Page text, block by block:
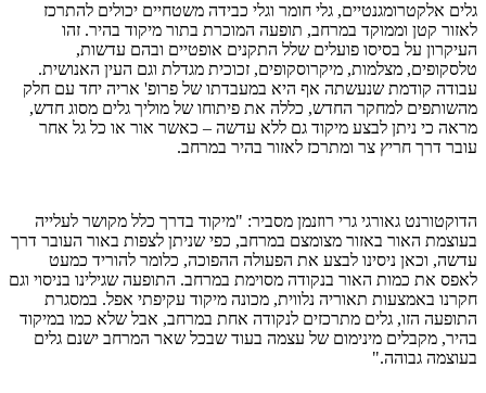
גלים אלקטרומגנטיים, גלי חומר וגלי כבידה משטחיים יכולים להתרכז
לאזור קטן וממוקד במרחב, תופעה המוכרת בתור מיקוד בהיר. זהו
העיקרון על בסיסו פועלים שלל התקנים אופטיים ובהם עדשות,
טלסקופים, מצלמות, מיקרוסקופים, זכוכית מגדלת וגם העין האנושית.
עבודה קודמת שנעשתה אף היא במעבדתו של פרופ' אריה יחד עם חלק
מהשותפים למחקר החדש, כללה את פיתוחו של מוליך גלים מסוג חדש,
מראה כי ניתן לבצע מיקוד גם ללא עדשה – כאשר אור או כל גל אחר
עובר דרך חריץ צר ומתרכז לאזור בהיר במרחב.
הדוקטורנט גאורגי גרי רוזנמן מסביר: "מיקוד בדרך כלל מקושר לעלייה
בעוצמת האור באזור מצומצם במרחב, כפי שניתן לצפות באור העובר דרך
עדשה, וכאן ניסינו לבצע את הפעולה ההפוכה, כלומר להוריד כמעט
לאפס את כמות האור בנקודה מסוימת במרחב. התופעה שגילינו בניסוי וגם
חקרנו באמצעות תאוריה נלווית, מכונה מיקוד עקיפתי אפל. במסגרת
התופעה הזו, גלים מתרכזים לנקודה אחת במרחב, אבל שלא כמו במיקוד
בהיר, מקבלים מינימום של עצמה בעוד שבכל שאר המרחב ישנם גלים
בעוצמה גבוהה."